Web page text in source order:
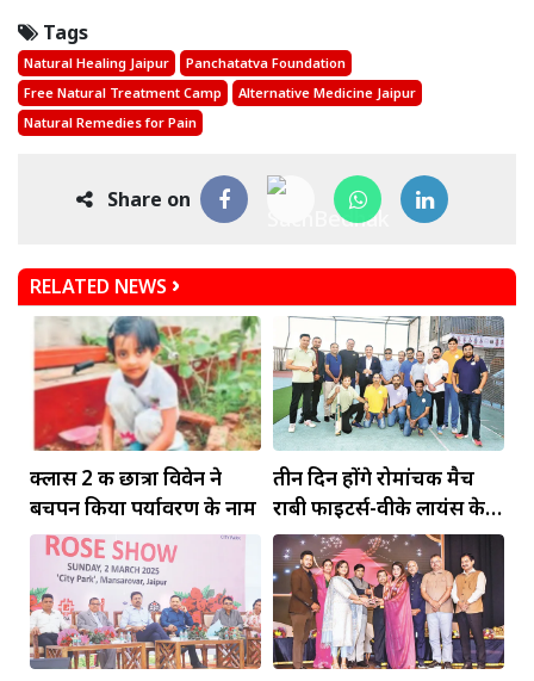
Tags
Natural Healing Jaipur
Panchatatva Foundation
Free Natural Treatment Camp
Alternative Medicine Jaipur
Natural Remedies for Pain
Share on
RELATED NEWS
क्लास 2 की छात्रा विवेन ने
बचपन किया पर्यावरण के नाम
तीन दिन होंगे रोमांचक मैच
राबी फाइटर्स-वीके लायंस के
बीच मुकाबला स्ट्रीट क्रिकेट
नियमों ने बढ़ाया मैच का
रोमांच